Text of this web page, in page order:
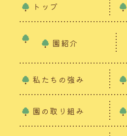
トップ
園紹介
私たちの強み
園の取り組み